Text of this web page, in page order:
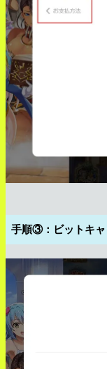
手順③：ビットキ